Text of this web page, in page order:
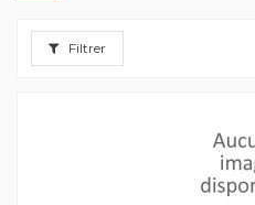
Filtrer